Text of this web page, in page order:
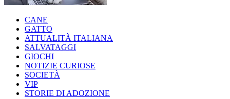
CANE
GATTO
ATTUALITÀ ITALIANA
SALVATAGGI
GIOCHI
NOTIZIE CURIOSE
SOCIETÀ
VIP
STORIE DI ADOZIONE